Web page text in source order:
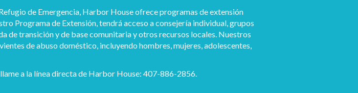
de Emergencia, Harbor House ofrece programas de extensión
Programa de Extensión, tendrá acceso a consejería individual, grupos
de transición y de base comunitaria y otros recursos locales. Nuestros
de abuso doméstico, incluyendo hombres, mujeres, adolescentes,
a la línea directa de Harbor House: 407-886-2856.